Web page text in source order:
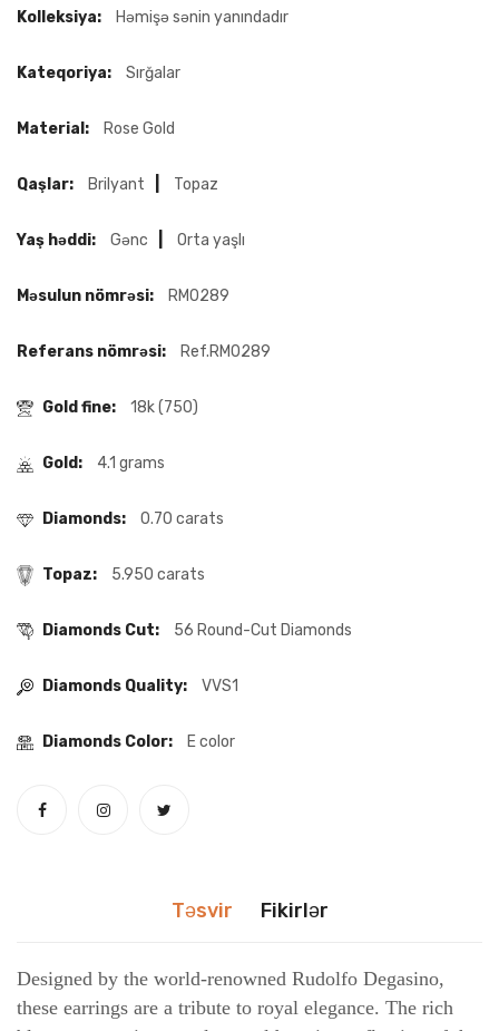
Kolleksiya: Həmişə sənin yanındadır
Kateqoriya: Sırğalar
Material: Rose Gold
Qaşlar: Brilyant Topaz
Yaş həddi: Gənc Orta yaşlı
Məsulun nömrəsi: RM0289
Referans nömrəsi: Ref.RM0289
Gold fine: 18k (750)
Gold: 4.1 grams
Diamonds: 0.70 carats
Topaz: 5.950 carats
Diamonds Cut: 56 Round-Cut Diamonds
Diamonds Quality: VVS1
Diamonds Color: E color
Təsvir Fikirlər
Designed by the world-renowned Rudolfo Degasino,
these earrings are a tribute to royal elegance. The rich